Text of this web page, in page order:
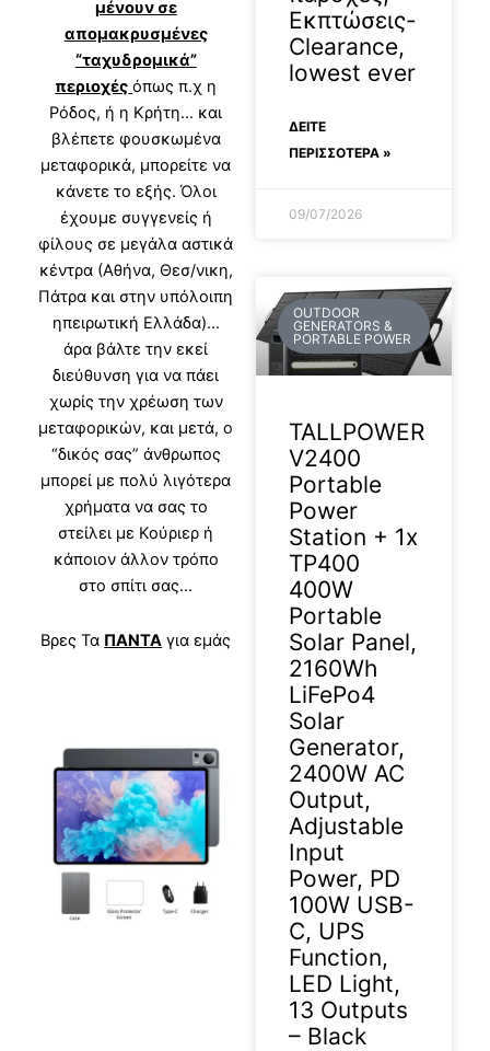
μένουν σε
απομακρυσμένες
“ταχυδρομικά”
περιοχές όπως π.χ η
Ρόδος, ή η Κρήτη… και
βλέπετε φουσκωμένα
μεταφορικά, μπορείτε να
κάνετε το εξής. Όλοι
έχουμε συγγενείς ή
φίλους σε μεγάλα αστικά
κέντρα (Αθήνα, Θεσ/νικη,
Πάτρα και στην υπόλοιπη
ηπειρωτική Ελλάδα)…
άρα βάλτε την εκεί
διεύθυνση για να πάει
χωρίς την χρέωση των
μεταφορικών, και μετά, ο
“δικός σας” άνθρωπος
μπορεί με πολύ λιγότερα
χρήματα να σας το
στείλει με Κούριερ ή
κάποιον άλλον τρόπο
στο σπίτι σας…
Βρες Τα ΠΑΝΤΑ για εμάς
Εκπτώσεις-
Clearance,
lowest ever
ΔΕΊΤΕ
ΠΕΡΙΣΣΟΤΕΡΑ »
09/07/2026
OUTDOOR
GENERATORS &
PORTABLE POWER
TALLPOWER
V2400
Portable
Power
Station + 1x
TP400
400W
Portable
Solar Panel,
2160Wh
LiFePo4
Solar
Generator,
2400W AC
Output,
Adjustable
Input
Power, PD
100W USB-
C, UPS
Function,
LED Light,
13 Outputs
– Black